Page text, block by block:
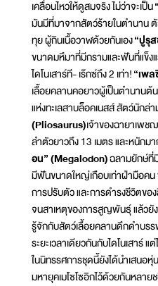
เคลื่อนไหวให้ดูสมจริง ไม่ว่าจะเป็น
มันมีที่มาจากสัตว์ร้ายในตำนาน
ทุย ผู้กินเนื้อวาฬด้วยกันเอง“ปูรุ
ขนาดมหึมาที่มีกรามและฟันที่แข็
ไดโนเสาร์ที- เร๊กซ์ถึง 2 เท่า!“เพ
เลื้อยคลานคอยาวผู้เป็นตำนานต้
แห่งทะเลสาบล็อคเนสส์ สัตว์นักล่
(Pliosaurus)เจ้าของฉายาเพ
ลำตัวยาวถึง 13 เมตร และหนักม
อน” (Megalodon)ฉลามยักษ์ที่
มีฟันขนาดใหญ่เกือบเท่าฝ่ามือค
การปรับตัว และการดำรงชีวิตขอ
จนสาเหตุของการสูญพันธุ์ แล้วยั
รู้จักกับสัตว์เลื้อยคลานดึกดำบรร
ระยะเวลาเดียวกันกับไดโนเสาร์
ในนิทรรศการชุดนี้ยังได้นำเสนอหุ่
มหายุคเมโซโซอิกไว้ด้วยกันหลา